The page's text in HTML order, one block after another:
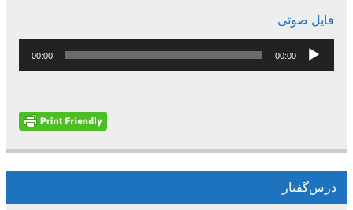
فایل صوتی
پخش‌کننده
صوت
00:00
00:00
درس‌گفتار